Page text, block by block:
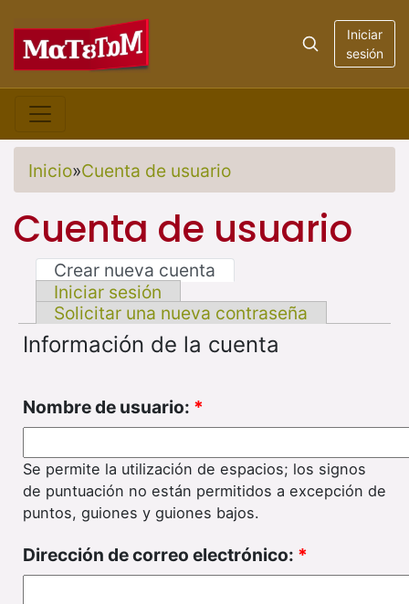
Iniciar
sesión
Inicio»Cuenta de usuario
Cuenta de usuario
Crear nueva cuenta
Iniciar sesión
Solicitar una nueva contraseña
Información de la cuenta
Nombre de usuario: *
Se permite la utilización de espacios; los signos
de puntuación no están permitidos a excepción de
puntos, guiones y guiones bajos.
Dirección de correo electrónico: *